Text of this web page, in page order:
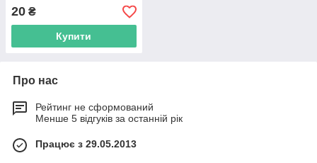
20 ₴
Купити
Про нас
Рейтинг не сформований
Менше 5 відгуків за останній рік
Працює з 29.05.2013